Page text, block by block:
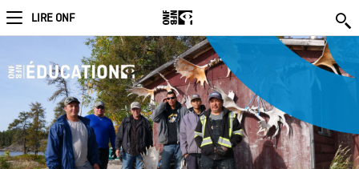
LIRE ONF